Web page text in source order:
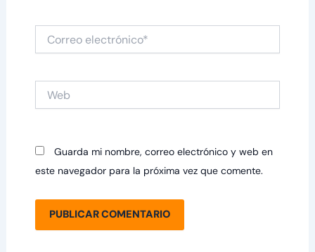
electrónico*
Guarda mi nombre, correo electrónico y web en
este navegador para la próxima vez que comente.